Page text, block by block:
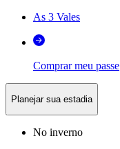
As 3 Vales
Comprar meu passe
Planejar sua estadia
No inverno